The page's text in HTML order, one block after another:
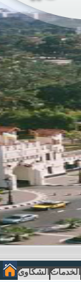
الخدمات الشكاوى